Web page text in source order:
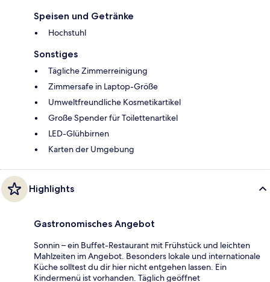
Speisen und Getränke
Hochstuhl
Sonstiges
Tägliche Zimmerreinigung
Zimmersafe in Laptop-Größe
Umweltfreundliche Kosmetikartikel
Große Spender für Toilettenartikel
LED-Glühbirnen
Karten der Umgebung
Highlights
Gastronomisches Angebot
Sonnin – ein Buffet-Restaurant mit Frühstück und leichten
Mahlzeiten im Angebot. Besonders lokale und internationale
Küche solltest du dir hier nicht entgehen lassen. Ein
Kindermenü ist vorhanden. Täglich geöffnet